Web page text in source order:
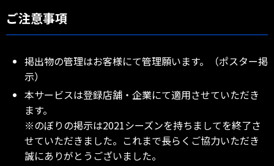
ご注意事項
掲出物の管理はお客様にて管理願います。（ポスター掲
示）
本サービスは登録店舗・企業にて適用させていただき
ます。
※のぼりの掲示は2021シーズンを持ちましてを終了さ
せていただきました。これまで長らくご協力いただき
誠にありがとうございました。